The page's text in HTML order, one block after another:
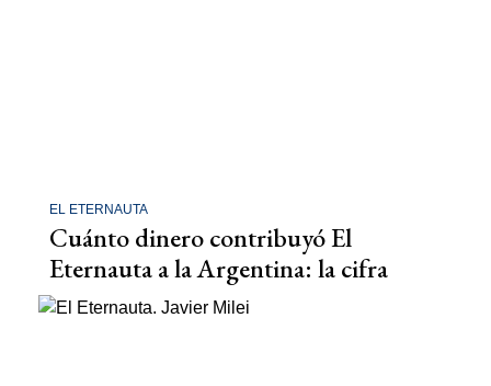
EL ETERNAUTA
Cuánto dinero contribuyó El
Eternauta a la Argentina: la cifra